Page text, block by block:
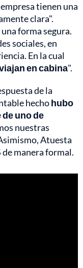
tienen una
clara".
forma segura.
sociales, en
En la cual
en cabina".
de la
hechohubo
uno de
nuestras
Atuesta
manera formal.